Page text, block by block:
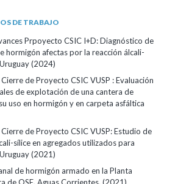
DE TRABAJO
Prpoyecto CSIC I+D: Diagnóstico de
hormigón afectas por la reacción álcali-
(2024)
de Proyecto CSIC VUSP : Evaluación
de explotación de una cantera de
uso en hormigón y en carpeta asfáltica
de Proyecto CSIC VUSP: Estudio de
sílice en agregados utilizados para
(2021)
de hormigón armado en la Planta